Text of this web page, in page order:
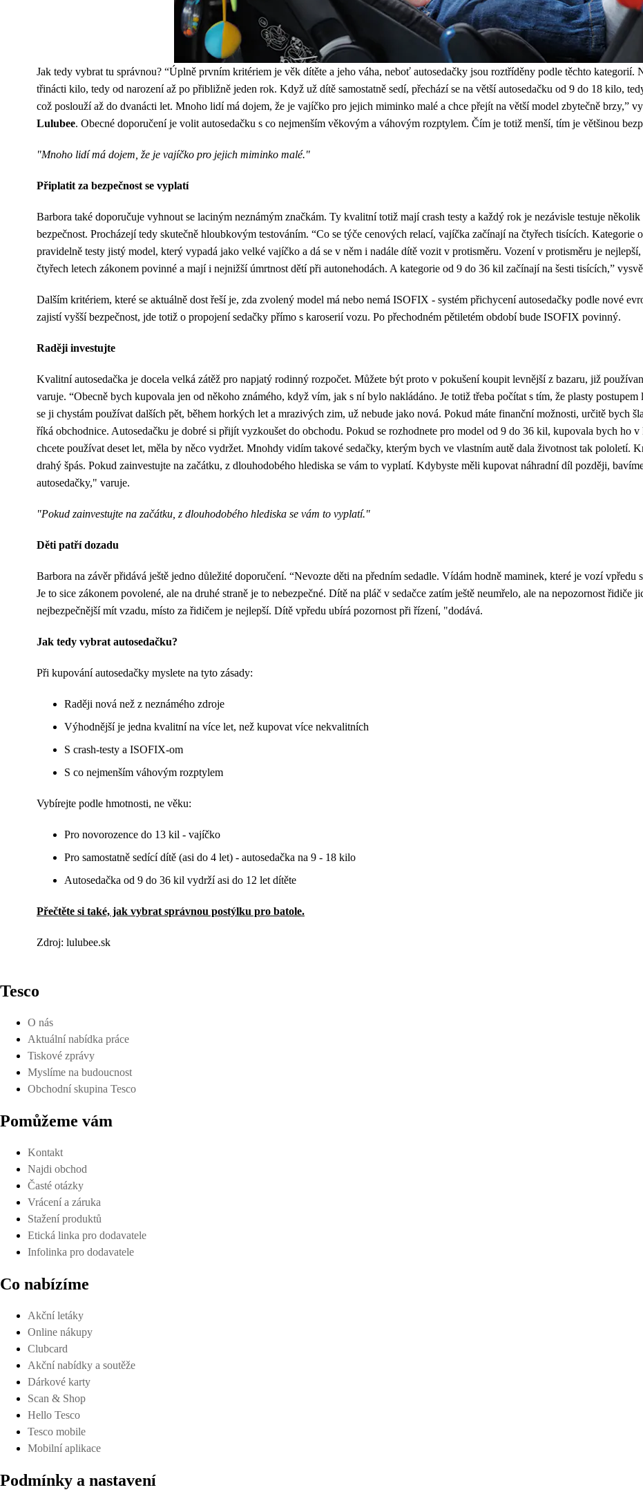
Jak tedy vybrat tu správnou? “Úplně prvním kritériem je věk dítěte a jeho váha, neboť autosedačky jsou roztříděny podle těchto
třinácti kilo, tedy od narození až po přibližně jeden rok. Když už dítě samostatně sedí, přechází se na větší autosedačku od 9 do 18 kilo,
což poslouží až do dvanácti let. Mnoho lidí má dojem, že je vajíčko pro jejich miminko malé a chce přejít na větší model zbytečně brzy,”
Lulubee. Obecné doporučení je volit autosedačku s co nejmenším věkovým a váhovým rozptylem. Čím je totiž menší, tím je většinou
"Mnoho lidí má dojem, že je vajíčko pro jejich miminko malé."
Připlatit za bezpečnost se vyplatí
Barbora také doporučuje vyhnout se laciným neznámým značkám. Ty kvalitní totiž mají crash testy a každý rok je nezávisle testuje
bezpečnost. Procházejí tedy skutečně hloubkovým testováním. “Co se týče cenových relací, vajíčka začínají na čtyřech tisících.
pravidelně testy jistý model, který vypadá jako velké vajíčko a dá se v něm i nadále dítě vozit v protisměru. Vození v protisměru je
čtyřech letech zákonem povinné a mají i nejnižší úmrtnost dětí při autonehodách. A kategorie od 9 do 36 kil začínají na šesti tisících,”
Dalším kritériem, které se aktuálně dost řeší je, zda zvolený model má nebo nemá ISOFIX - systém přichycení autosedačky podle nové
zajistí vyšší bezpečnost, jde totiž o propojení sedačky přímo s karoserií vozu. Po přechodném pětiletém období bude ISOFIX povinný.
Raději investujte
Kvalitní autosedačka je docela velká zátěž pro napjatý rodinný rozpočet. Můžete být proto v pokušení koupit levnější z bazaru, již
varuje. “Obecně bych kupovala jen od někoho známého, když vím, jak s ní bylo nakládáno. Je totiž třeba počítat s tím, že plasty
se ji chystám používat dalších pět, během horkých let a mrazivých zim, už nebude jako nová. Pokud máte finanční možnosti, určitě bych
říká obchodnice. Autosedačku je dobré si přijít vyzkoušet do obchodu. Pokud se rozhodnete pro model od 9 do 36 kil, kupovala bych ho
chcete používat deset let, měla by něco vydržet. Mnohdy vidím takové sedačky, kterým bych ve vlastním autě dala životnost tak pololetí.
drahý špás. Pokud zainvestujte na začátku, z dlouhodobého hlediska se vám to vyplatí. Kdybyste měli kupovat náhradní díl později,
autosedačky," varuje.
"Pokud zainvestujte na začátku, z dlouhodobého hlediska se vám to vyplatí."
Děti patří dozadu
Barbora na závěr přidává ještě jedno důležité doporučení. “Nevozte děti na předním sedadle. Vídám hodně maminek, které je vozí
Je to sice zákonem povolené, ale na druhé straně je to nebezpečné. Dítě na pláč v sedačce zatím ještě neumřelo, ale na nepozornost
nejbezpečnější mít vzadu, místo za řidičem je nejlepší. Dítě vpředu ubírá pozornost při řízení, "dodává.
Jak tedy vybrat autosedačku?
Při kupování autosedačky myslete na tyto zásady:
Raději nová než z neznámého zdroje
Výhodnější je jedna kvalitní na více let, než kupovat více nekvalitních
S crash-testy a ISOFIX-om
S co nejmenším váhovým rozptylem
Vybírejte podle hmotnosti, ne věku:
Pro novorozence do 13 kil - vajíčko
Pro samostatně sedící dítě (asi do 4 let) - autosedačka na 9 - 18 kilo
Autosedačka od 9 do 36 kil vydrží asi do 12 let dítěte
Přečtěte si také, jak vybrat správnou postýlku pro batole.
Zdroj: lulubee.sk
Tesco
O nás
Aktuální nabídka práce
Tiskové zprávy
Myslíme na budoucnost
Obchodní skupina Tesco
Pomůžeme vám
Kontakt
Najdi obchod
Časté otázky
Vrácení a záruka
Stažení produktů
Etická linka pro dodavatele
Infolinka pro dodavatele
Co nabízíme
Akční letáky
Online nákupy
Clubcard
Akční nabídky a soutěže
Dárkové karty
Scan & Shop
Hello Tesco
Tesco mobile
Mobilní aplikace
Podmínky a nastavení